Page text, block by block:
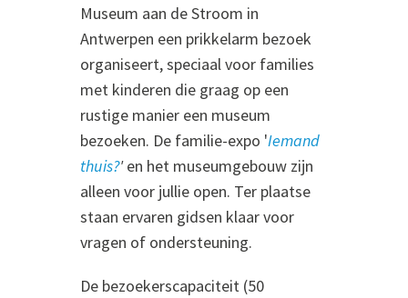
Museum aan de Stroom in
Antwerpen een prikkelarm bezoek
organiseert, speciaal voor families
met kinderen die graag op een
rustige manier een museum
bezoeken. De familie-expo 'Iemand
thuis?'en het museumgebouw zijn
alleen voor jullie open. Ter plaatse
staan ervaren gidsen klaar voor
vragen of ondersteuning.
De bezoekerscapaciteit (50